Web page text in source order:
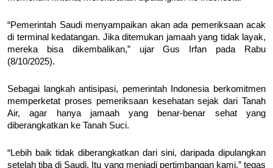
“Pemerintah Saudi menyampaikan akan ada pemeriksaan acak
di terminal kedatangan. Jika ditemukan jamaah yang tidak layak,
mereka bisa dikembalikan,” ujar Gus Irfan pada Rabu
(8/10/2025).
Sebagai langkah antisipasi, pemerintah Indonesia berkomitmen
memperketat proses pemeriksaan kesehatan sejak dari Tanah
Air, agar hanya jamaah yang benar-benar sehat yang
diberangkatkan ke Tanah Suci.
“Lebih baik tidak diberangkatkan dari sini, daripada dipulangkan
setelah tiba di Saudi. Itu yang menjadi pertimbangan kami,” tegas